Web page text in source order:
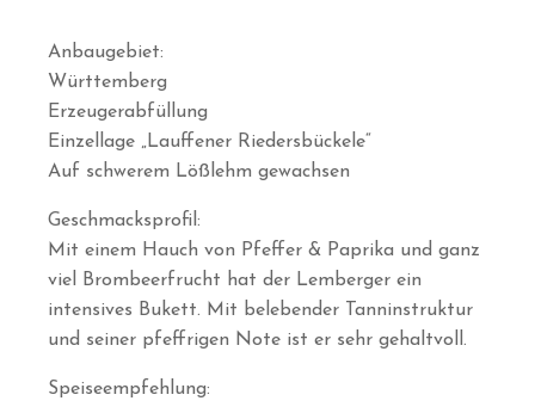
Anbaugebiet:
Württemberg
Erzeugerabfüllung
Einzellage „Lauffener Riedersbückele“
Auf schwerem Lößlehm gewachsen
Geschmacksprofil:
Mit einem Hauch von Pfeffer & Paprika und ganz
viel Brombeerfrucht hat der Lemberger ein
intensives Bukett. Mit belebender Tanninstruktur
und seiner pfeffrigen Note ist er sehr gehaltvoll.
Speiseempfehlung: